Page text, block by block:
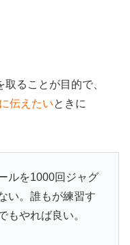
ることが目的で、
伝えたいときに
ルを1000回ジャグ
い。誰もが練習す
もやれば良い。